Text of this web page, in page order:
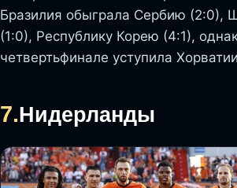
Бразилия обыграла Сербию (2:0),
(1:0), Республику Корею (4:1),
четвертьфинале уступила
7.Нидерланды